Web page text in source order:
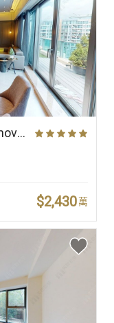
色
峻巒 (Park Yoho) Park Yoho Genova 2A期 29座 高層 A室
$2,430萬